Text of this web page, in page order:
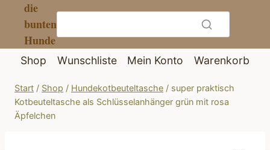
Inhalt
springen
die
bunten
Hunde
Shop Wunschliste Mein Konto Warenkorb
Start / Shop / Hundekotbeuteltasche / super praktisch
Kotbeuteltasche als Schlüsselanhänger grün mit rosa
Äpfelchen